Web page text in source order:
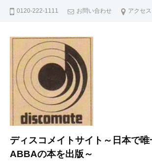
0120-222-1111 お問い合わせ アクセス
ディスコメイトサイト～日本で唯
ABBAの本を出版～